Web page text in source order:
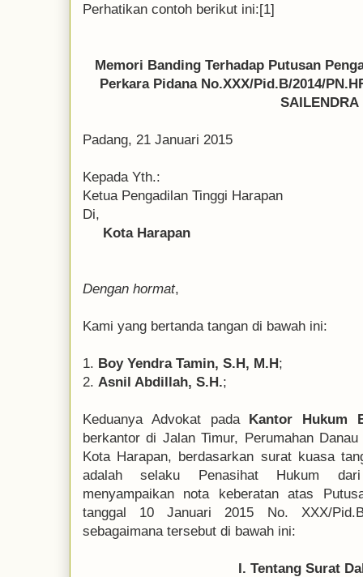
Perhatikan contoh berikut ini:[1]
Memori Banding Terhadap Putusan
Perkara Pidana No.XXX/Pid.B/2014/
SAILENDRA
Padang, 21 Januari 2015
Kepada Yth.:
Ketua Pengadilan Tinggi Harapan
Di,
Kota Harapan
Dengan hormat,
Kami yang bertanda tangan di bawah ini:
1. Boy Yendra Tamin, S.H, M.H;
2. Asnil Abdillah, S.H.;
Keduanya Advokat pada Kantor Hukum
berkantor di Jalan Timur, Perumahan
Kota Harapan, berdasarkan surat kuasa
adalah selaku Penasihat Hukum
menyampaikan nota keberatan atas
tanggal 10 Januari 2015 No. XXX/
sebagaimana tersebut di bawah ini:
I. Tentang Surat